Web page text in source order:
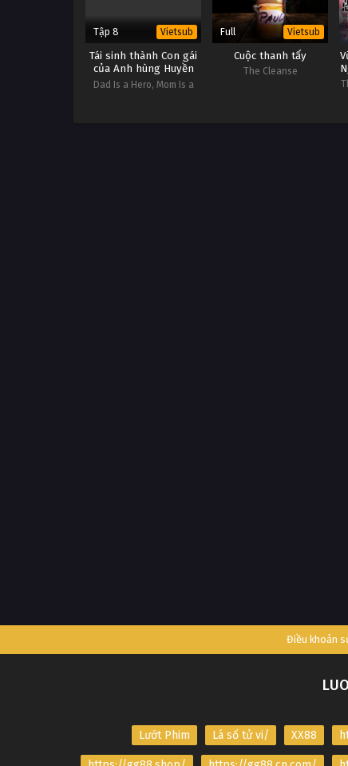
Tập 8 Vietsub
Tái sinh thành Con gái
của Anh hùng Huyền
thoại và Nữ hoàng Tinh
Dad Is a Hero, Mom Is a
Full Vietsub
Cuộc thanh tẩy
The Cleanse
Điều khoản
Lướt Phim Lá số tử vi/ XX88